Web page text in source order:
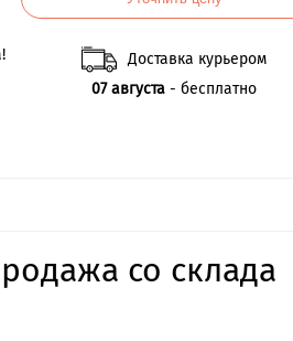
Доставка курьером
07 августа - бесплатно
со склада